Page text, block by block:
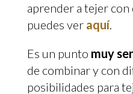
aprender a tejer
puedes veraquí.
Es un punto muy
de combinar y con
posibilidades para